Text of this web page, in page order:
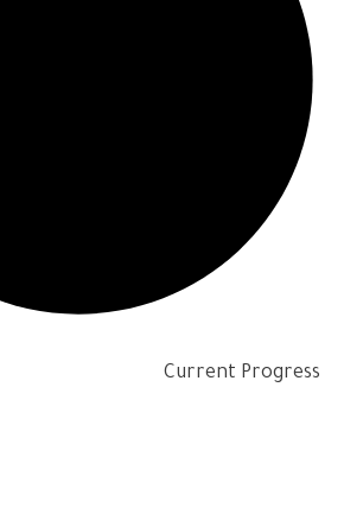
Current Progress